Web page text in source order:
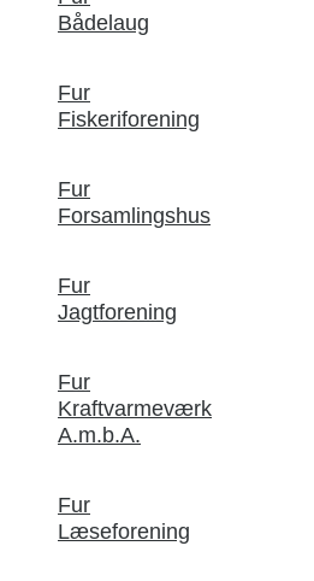
Bådelaug
Fur
Fiskeriforening
Fur
Forsamlingshus
Fur
Jagtforening
Fur
Kraftvarmeværk
A.m.b.A.
Fur
Læseforening